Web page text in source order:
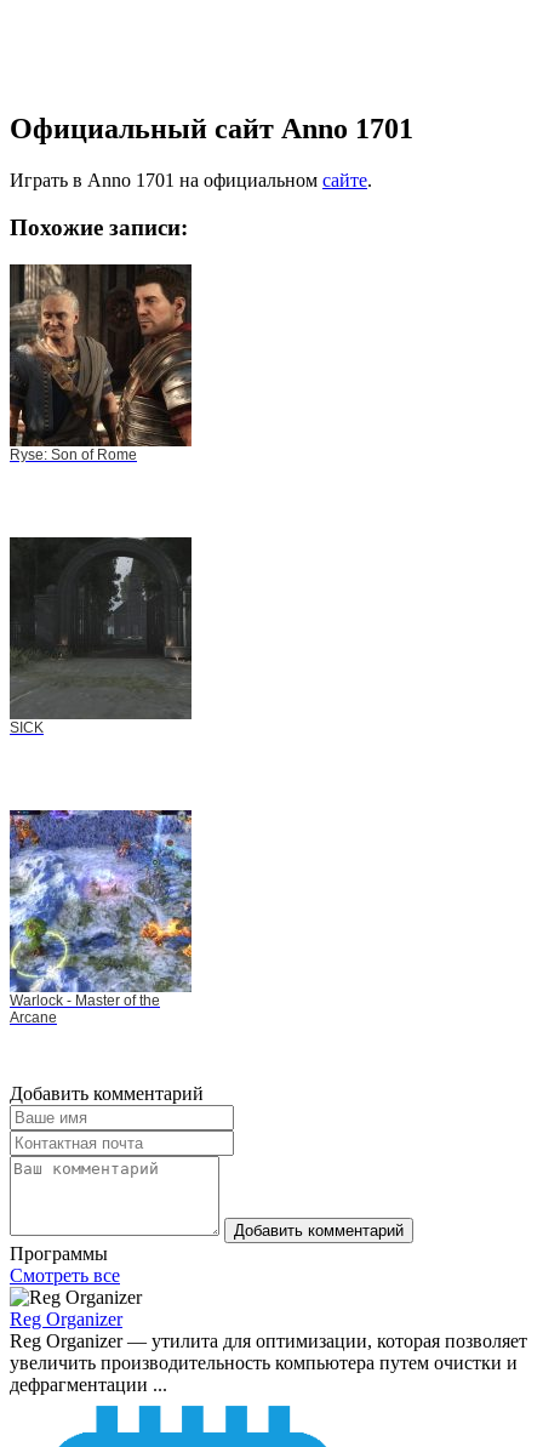
Официальный сайт Anno 1701
Играть в Anno 1701 на официальном сайте.
Похожие записи:
Ryse: Son of Rome
SICK
Warlock - Master of the
Arcane
Добавить комментарий
Добавить комментарий
Программы
Смотреть все
Reg Organizer
Reg Organizer — утилита для оптимизации, которая позволяет
увеличить производительность компьютера путем очистки и
дефрагментации ...